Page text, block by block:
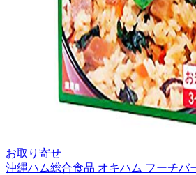
お取り寄せ
沖縄ハム総合食品 オキハム フーチバ